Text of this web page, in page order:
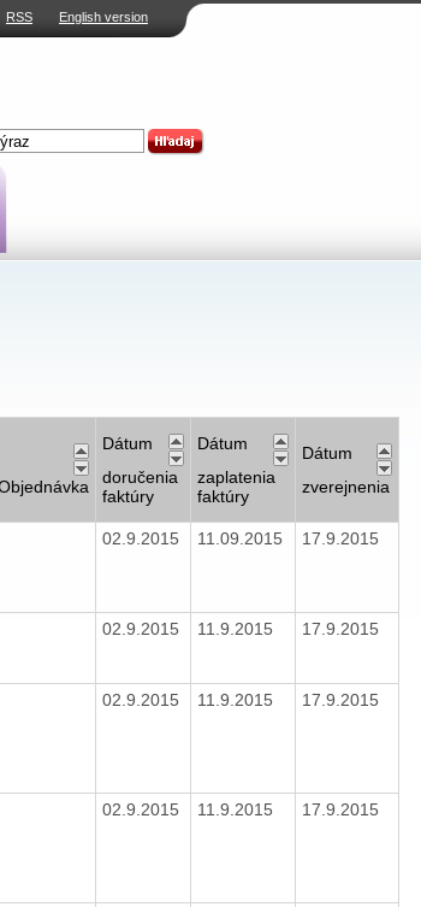
RSS English version
Dátum
doručenia
faktúry
Dátum
zaplatenia
faktúry
Dátum
zverejnenia
02.9.2015 11.09.2015 17.9.2015
02.9.2015 11.9.2015 17.9.2015
02.9.2015 11.9.2015 17.9.2015
02.9.2015 11.9.2015 17.9.2015